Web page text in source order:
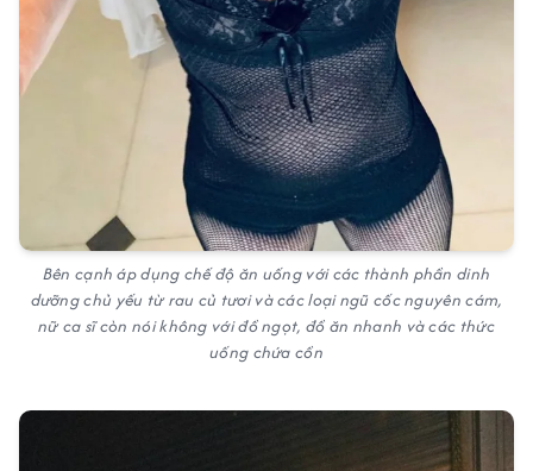
Bên cạnh áp dụng chế độ ăn uống với các thành phần dinh
dưỡng chủ yếu từ rau củ tươi và các loại ngũ cốc nguyên cám,
nữ ca sĩ còn nói không với đồ ngọt, đồ ăn nhanh và các thức
uống chứa cồn